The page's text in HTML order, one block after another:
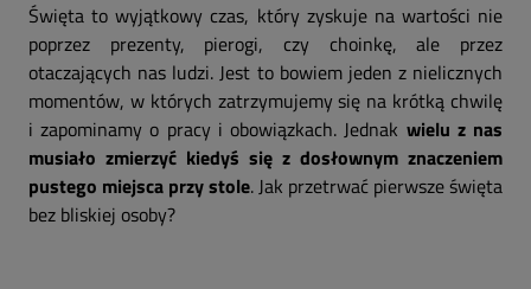
Święta to wyjątkowy czas, który zyskuje na wartości nie
poprzez prezenty, pierogi, czy choinkę, ale przez
otaczających nas ludzi. Jest to bowiem jeden z nielicznych
momentów, w których zatrzymujemy się na krótką chwilę
i zapominamy o pracy i obowiązkach. Jednak wielu z nas
musiało zmierzyć kiedyś się z dosłownym znaczeniem
pustego miejsca przy stole. Jak przetrwać pierwsze święta
bez bliskiej osoby?